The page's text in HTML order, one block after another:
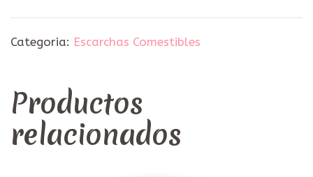
Categoria: Escarchas Comestibles
Productos
relacionados